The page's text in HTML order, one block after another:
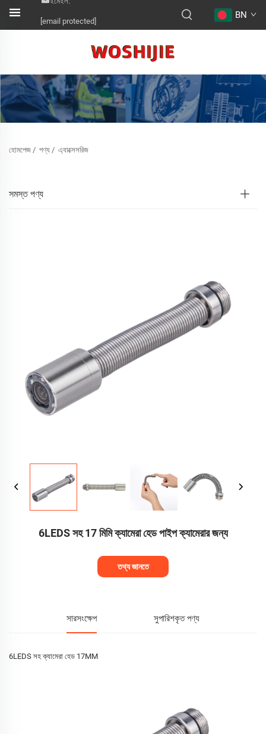
[email protected]
BN
হোমপেজ / পণ্য / এ্যাক্সেসরিজ
সমস্ত পণ্য
6LEDS সহ 17 মিমি ক্যামেরা হেড পাইপ ক্যামেরার জন্য
তথ্য জানতে
সারসংক্ষেপ সুপারিশকৃত পণ্য
6LEDS সহ ক্যামেরা হেড 17MM